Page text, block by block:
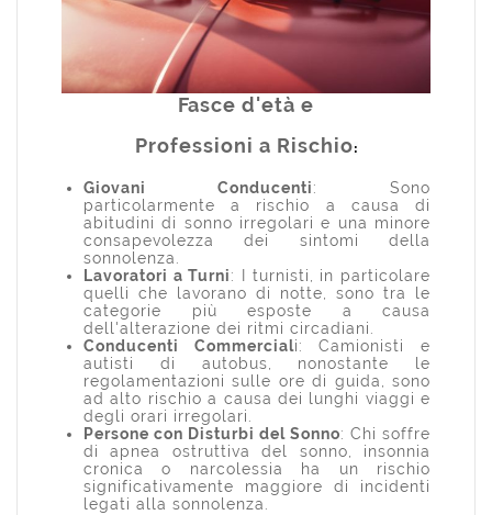
Fasce d'età e
Professioni a Rischio:
Giovani Conducenti: Sono
particolarmente a rischio a causa di
abitudini di sonno irregolari e una minore
consapevolezza dei sintomi della
sonnolenza.
Lavoratori a Turni: I turnisti, in particolare
quelli che lavorano di notte, sono tra le
categorie più esposte a causa
dell'alterazione dei ritmi circadiani.
Conducenti Commerciali: Camionisti e
autisti di autobus, nonostante le
regolamentazioni sulle ore di guida, sono
ad alto rischio a causa dei lunghi viaggi e
degli orari irregolari.
Persone con Disturbi del Sonno: Chi soffre
di apnea ostruttiva del sonno, insonnia
cronica o narcolessia ha un rischio
significativamente maggiore di incidenti
legati alla sonnolenza.